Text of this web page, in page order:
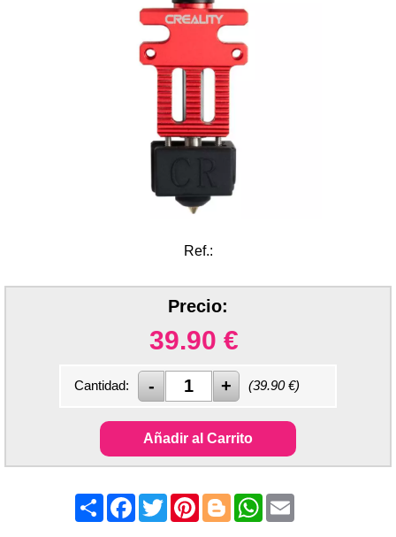
Ref.:
Precio:
39.90 €
Cantidad: (39.90€)
Añadir al Carrito
ShareFacebook
TwitterPinterest
BloggerWhatsApp